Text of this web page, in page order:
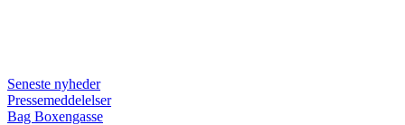
Seneste nyheder
Pressemeddelelser
Bag Boxengasse